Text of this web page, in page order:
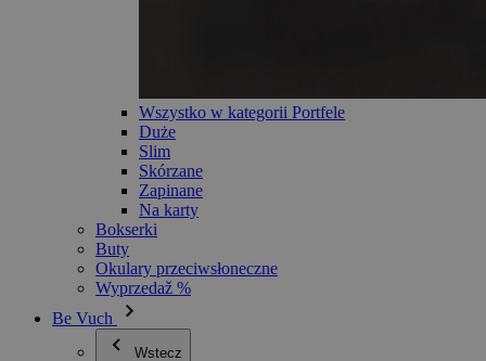
Wszystko w kategorii Portfele
Duże
Slim
Skórzane
Zapinane
Na karty
Bokserki
Buty
Okulary przeciwsłoneczne
Wyprzedaž %
Be Vuch
Wstecz